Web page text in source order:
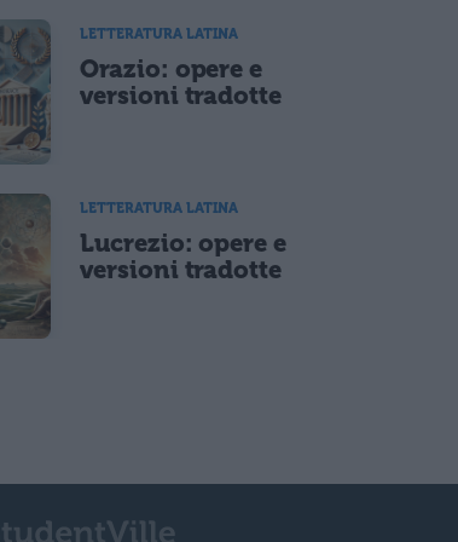
LETTERATURA LATINA
Orazio: opere e
versioni tradotte
LETTERATURA LATINA
Lucrezio: opere e
versioni tradotte